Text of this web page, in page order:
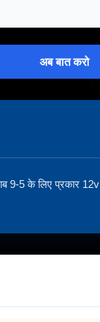
अब बात करो
9-5 के लिए प्रकार 12v